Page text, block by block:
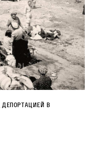
депортацией в